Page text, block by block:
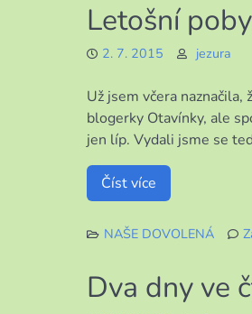
Letošní
2. 7. 2015 jezura
Už jsem včera
blogerky Otavínky, ale
jen líp. Vydali jsme se
Číst více
NAŠE DOVOLENÁ
Dva dny ve